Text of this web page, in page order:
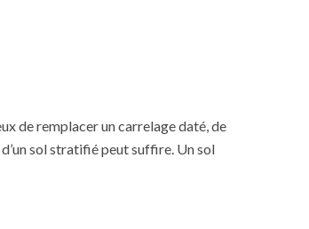
de remplacer un carrelage daté, de
sol stratifié peut suffire. Un sol